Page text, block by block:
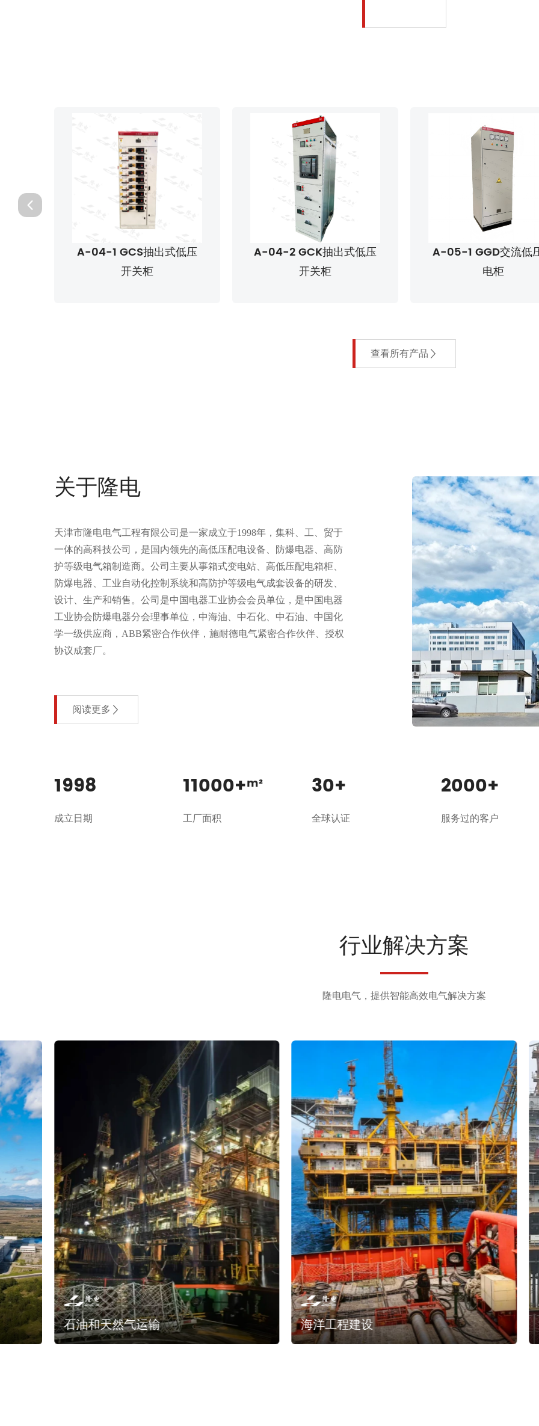
A-04-2 GCK抽出式低压
开关柜
A-05-1 GGD交流低压配
电柜
A-05-2 GGD6固定
压开关设备
查看所有产品
关于隆电
天津市隆电电气工程有限公司是一家成立于1998年，集科、工、贸于
一体的高科技公司，是国内领先的高低压配电设备、防爆电器、高防
护等级电气箱制造商。 公司主要从事箱式变电站、高低压配电箱柜、
防爆电器、工业自动化控制系统和高防护等级电气成套设备的研发、
设计、生产和销售。公司是中国电器工业协会会员单位，是中国电器
工业协会防爆电器分会理事单位，中海油、中石化、中石油、中国化
学一级供应商，ABB紧密合作伙伴，施耐德电气紧密合作伙伴、授权
协议成套厂。
阅读更多
1998
成立日期
11000+m²
工厂面积
30+
全球认证
2000+
服务过的客户
行业解决方案
隆电电气，提供智能高效电气解决方案
石油和天然气运输 海洋工程建设